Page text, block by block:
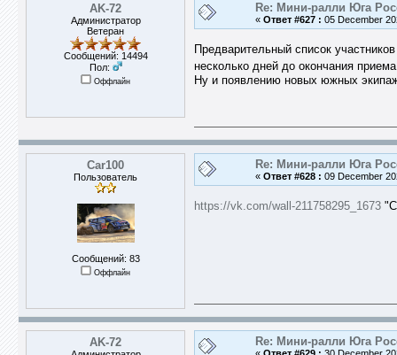
AK-72
Администратор
Ветеран
Сообщений: 14494
Пол:
Оффлайн
Re: Мини-ралли Юга
« Ответ #627 : 05 December
Предварительный список
несколько дней до окончания
Ну и появлению новых южных
Car100
Пользователь
Сообщений: 83
Оффлайн
Re: Мини-ралли Юга
« Ответ #628 : 09 December
https://vk.com/wall-211758295_1673
AK-72 Re: Мини-ралли Юга